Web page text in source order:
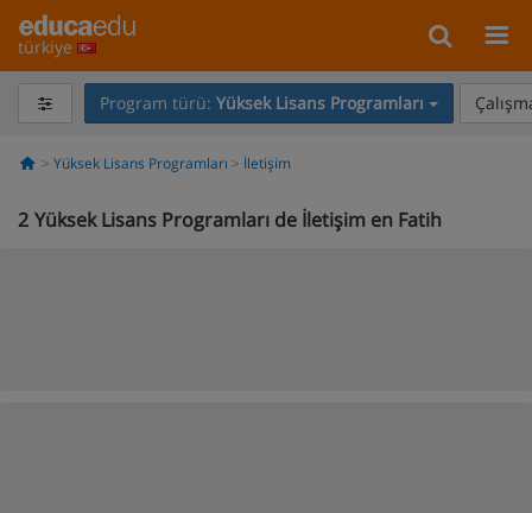
türkiye
Program türü: Yüksek Lisans Programları
Yüksek Lisans Programları İletişim
2 Yüksek Lisans Programları de İletişim en Fatih